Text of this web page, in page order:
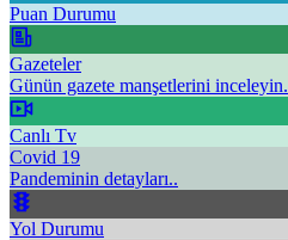
Puan Durumu
Gazeteler
Günün gazete manşetlerini inceleyin.
Canlı Tv
Covid 19
Pandeminin detayları..
Yol Durumu